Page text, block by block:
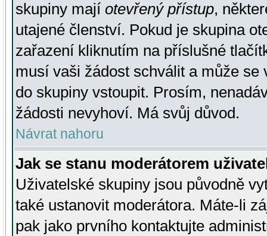
skupiny mají otevřený přístup,
utajené členství. Pokud je skupina
zařazení kliknutím na příslušné
musí vaši žádost schválit a může se
do skupiny vstoupit. Prosím,
žádosti nevyhoví. Má svůj důvod.
Návrat nahoru
Jak se stanu moderátorem
Uživatelské skupiny jsou původně
také ustanovit moderátora. Máte-li
pak jako prvního kontaktujte